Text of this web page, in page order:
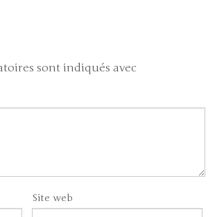
sont indiqués avec
Site web